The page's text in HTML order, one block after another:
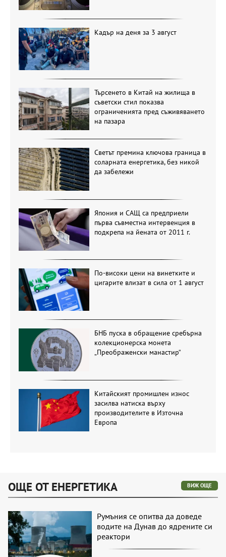
Кадър на деня за 3 август
Търсенето в Китай на жилища в
съветски стил показва
ограниченията пред съживяването
на пазара
Светът премина ключова граница в
соларната енергетика, без никой
да забележи
Япония и САЩ са предприели
първа съвместна интервенция в
подкрепа на йената от 2011 г.
По-високи цени на винетките и
цигарите влизат в сила от 1 август
БНБ пуска в обращение сребърна
колекционерска монета
„Преображенски манастир“
Китайският промишлен износ
засилва натиска върху
производителите в Източна
Европа
ОЩЕ ОТ ЕНЕРГЕТИКА ВИЖ ОЩЕ
Румъния се опитва да доведе
водите на Дунав до ядрените си
реактори